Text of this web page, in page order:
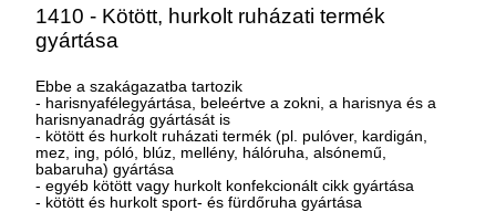
1410 - Kötött, hurkolt ruházati termék
gyártása
Ebbe a szakágazatba tartozik
- harisnyafélegyártása, beleértve a zokni, a harisnya és a
harisnyanadrág gyártását is
- kötött és hurkolt ruházati termék (pl. pulóver, kardigán,
mez, ing, póló, blúz, mellény, hálóruha, alsónemű,
babaruha) gyártása
- egyéb kötött vagy hurkolt konfekcionált cikk gyártása
- kötött és hurkolt sport- és fürdőruha gyártása